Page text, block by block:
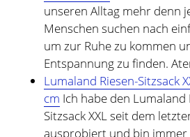
unseren Alltag mehr denn
Menschen suchen nach
um zur Ruhe zu kommen
Entspannung zu finden.
Lumaland Riesen-Sitzsack
cm Ich habe den Lumaland
Sitzsack XXL seit dem
ausprobiert und bin immer